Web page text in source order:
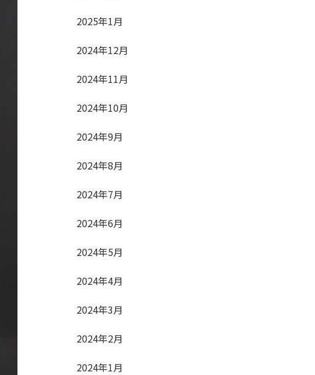
2025年1月
2024年12月
2024年11月
2024年10月
2024年9月
2024年8月
2024年7月
2024年6月
2024年5月
2024年4月
2024年3月
2024年2月
2024年1月